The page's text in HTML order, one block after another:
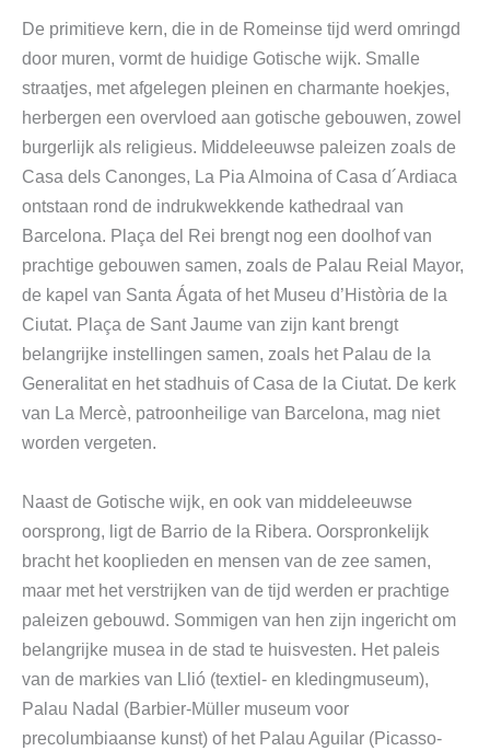
De primitieve kern, die in de Romeinse tijd werd omringd
door muren, vormt de huidige Gotische wijk. Smalle
straatjes, met afgelegen pleinen en charmante hoekjes,
herbergen een overvloed aan gotische gebouwen, zowel
burgerlijk als religieus. Middeleeuwse paleizen zoals de
Casa dels Canonges, La Pia Almoina of Casa d´Ardiaca
ontstaan ​​rond de indrukwekkende kathedraal van
Barcelona. Plaça del Rei brengt nog een doolhof van
prachtige gebouwen samen, zoals de Palau Reial Mayor,
de kapel van Santa Ágata of het Museu d’Història de la
Ciutat. Plaça de Sant Jaume van zijn kant brengt
belangrijke instellingen samen, zoals het Palau de la
Generalitat en het stadhuis of Casa de la Ciutat. De kerk
van La Mercè, patroonheilige van Barcelona, ​​mag niet
worden vergeten.
Naast de Gotische wijk, en ook van middeleeuwse
oorsprong, ligt de Barrio de la Ribera. Oorspronkelijk
bracht het kooplieden en mensen van de zee samen,
maar met het verstrijken van de tijd werden er prachtige
paleizen gebouwd. Sommigen van hen zijn ingericht om
belangrijke musea in de stad te huisvesten. Het paleis
van de markies van Llió (textiel- en kledingmuseum),
Palau Nadal (Barbier-Müller museum voor
precolumbiaanse kunst) of het Palau Aguilar (Picasso-